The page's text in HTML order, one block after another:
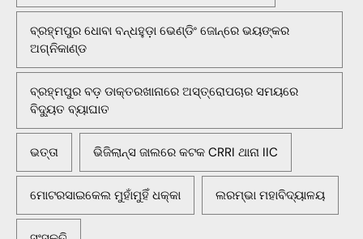
ବ୍ରହ୍ମପୁର ଧୋବା ବନ୍ଧହୁଡ଼ା ଭେଣ୍ଡିଂ ଜୋନ୍‌ରେ ଭୟଙ୍କର
ଅଗ୍ନିକାଣ୍ଡ
ବ୍ରହ୍ମପୁର ବଡ଼ ଡାକ୍ତରଖାନାରେ ଅସ୍ତ୍ରୋପଚାର ସମୟରେ
ବିଦ୍ୟୁତ ବ୍ୟାଘାତ
ଭତ୍ତା ଭିଜିଲାନ୍ସ ଜାଲରେ କଟକ CRRI ଥାନା IIC
ମୋଟରସାଇକେଲ ମୁହାଁମୁହିଁ ଧକ୍କା ଲରମ୍ଭା ମହାବିଦ୍ୟାଳୟ